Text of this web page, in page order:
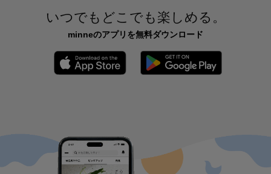
いつでもどこでも楽しめる。
minneのアプリを無料ダウンロード